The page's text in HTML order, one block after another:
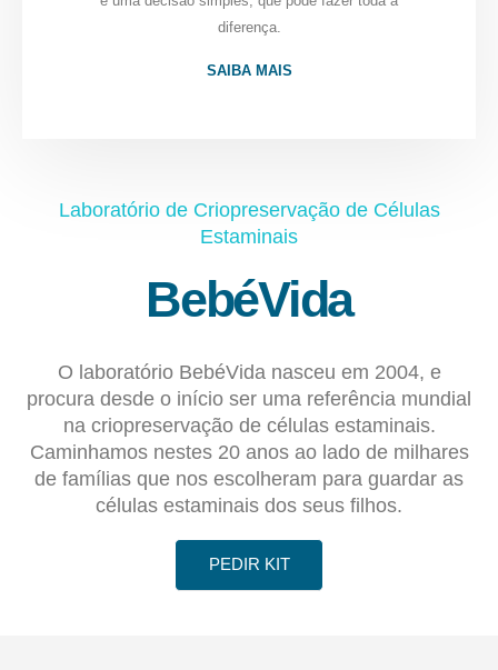
diferença.
SAIBA MAIS
Laboratório de Criopreservação de Células
Estaminais
BebéVida
O laboratório BebéVida nasceu em 2004, e
procura desde o início ser uma referência mundial
na criopreservação de células estaminais.
Caminhamos nestes 20 anos ao lado de milhares
de famílias que nos escolheram para guardar as
células estaminais dos seus filhos.
PEDIR KIT